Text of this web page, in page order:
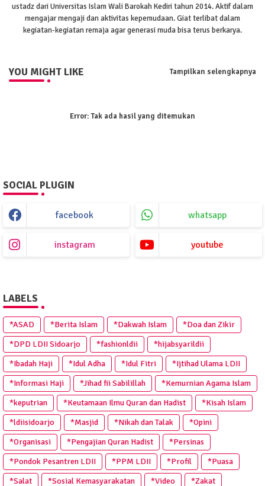
ustadz dari Universitas Islam Wali Barokah Kediri tahun 2014. Aktif dalam
mengajar mengaji dan aktivitas kepemudaan. Giat terlibat dalam
kegiatan-kegiatan remaja agar generasi muda bisa terus berkarya.
YOU MIGHT LIKE Tampilkan selengkapnya
Error:Tak ada hasil yang ditemukan
SOCIAL PLUGIN
facebook whatsapp
instagram youtube
LABELS
*ASAD *Berita Islam *Dakwah Islam
*Doa dan Zikir
*DPD LDII Sidoarjo
*fashionldii
*hijabsyarildii
*Ibadah Haji
*Idul Adha *Idul Fitri
*Ijtihad Ulama LDII
*Informasi Haji
*Jihad fii Sabilillah
*Kemurnian Agama Islam
*keputrian
*Keutamaan Ilmu Quran dan Hadist
*Kisah Islam
*ldiisidoarjo
*Masjid *Nikah dan Talak
*Opini
*Organisasi
*Pengajian Quran Hadist
*Persinas
*Pondok Pesantren LDII
*PPM LDII *Profil
*Puasa
*Salat
*Sosial Kemasyarakatan *Video *Zakat